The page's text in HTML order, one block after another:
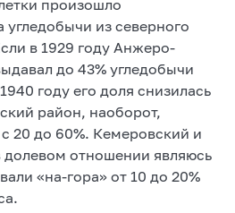
произошло
из северного
в 1929 году Анжеро-
до 43% угледобычи
году его доля снизилась
район, наоборот,
20 до 60%. Кемеровский и
отношении являюсь
«на-гора» от 10 до 20%